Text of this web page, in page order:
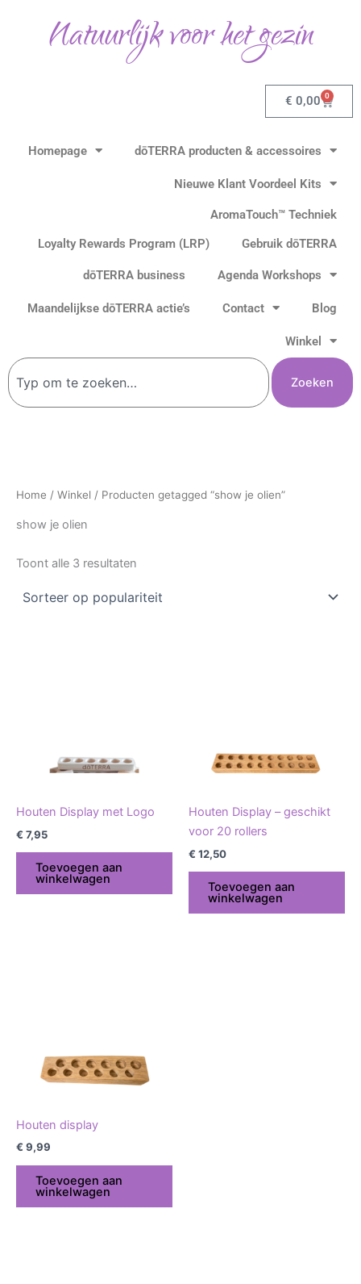
Natuurlijk voor het gezin
€ 0,00 0
Homepage dōTERRA producten & accessoires
Nieuwe Klant Voordeel Kits
AromaTouch™ Techniek
Loyalty Rewards Program (LRP)
Gebruik dōTERRA
dōTERRA business Agenda Workshops
Maandelijkse dōTERRA actie’s Contact Blog
Winkel
Zoeken
Zoeken
Home / Winkel / Producten getagged “show je olien”
show je olien
Toont alle 3 resultaten
op
populariteit
Houten Display met Logo
€ 7,95
Toevoegen aan
winkelwagen
Houten Display – geschikt
voor 20 rollers
€ 12,50
Toevoegen aan
winkelwagen
Houten display
€ 9,99
Toevoegen aan
winkelwagen